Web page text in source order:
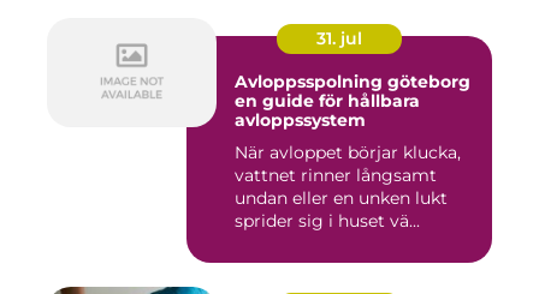
31. jul
Avloppsspolning göteborg
en guide för hållbara
avloppssystem
När avloppet börjar klucka,
vattnet rinner långsamt
undan eller en unken lukt
sprider sig i huset vä...